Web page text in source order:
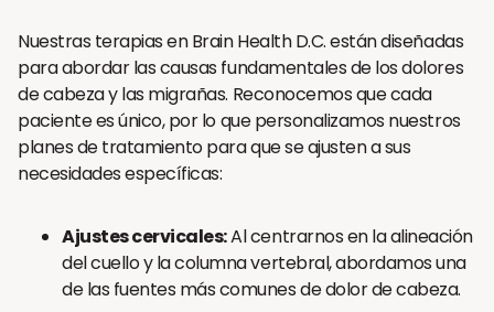
Nuestras terapias en Brain Health D.C. están diseñadas
para abordar las causas fundamentales de los dolores
de cabeza y las migrañas. Reconocemos que cada
paciente es único, por lo que personalizamos nuestros
planes de tratamiento para que se ajusten a sus
necesidades específicas:
Ajustes cervicales:Al centrarnos en la alineación
del cuello y la columna vertebral, abordamos una
de las fuentes más comunes de dolor de cabeza.